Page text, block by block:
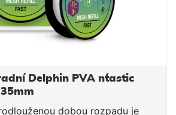
40s/5°C voda
Delphin PVA n´tastic
dobou rozpadu je